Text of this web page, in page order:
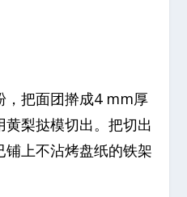
，把面团擀成4 mm厚
黄梨挞模切出。把切出
铺上不沾烤盘纸的铁架